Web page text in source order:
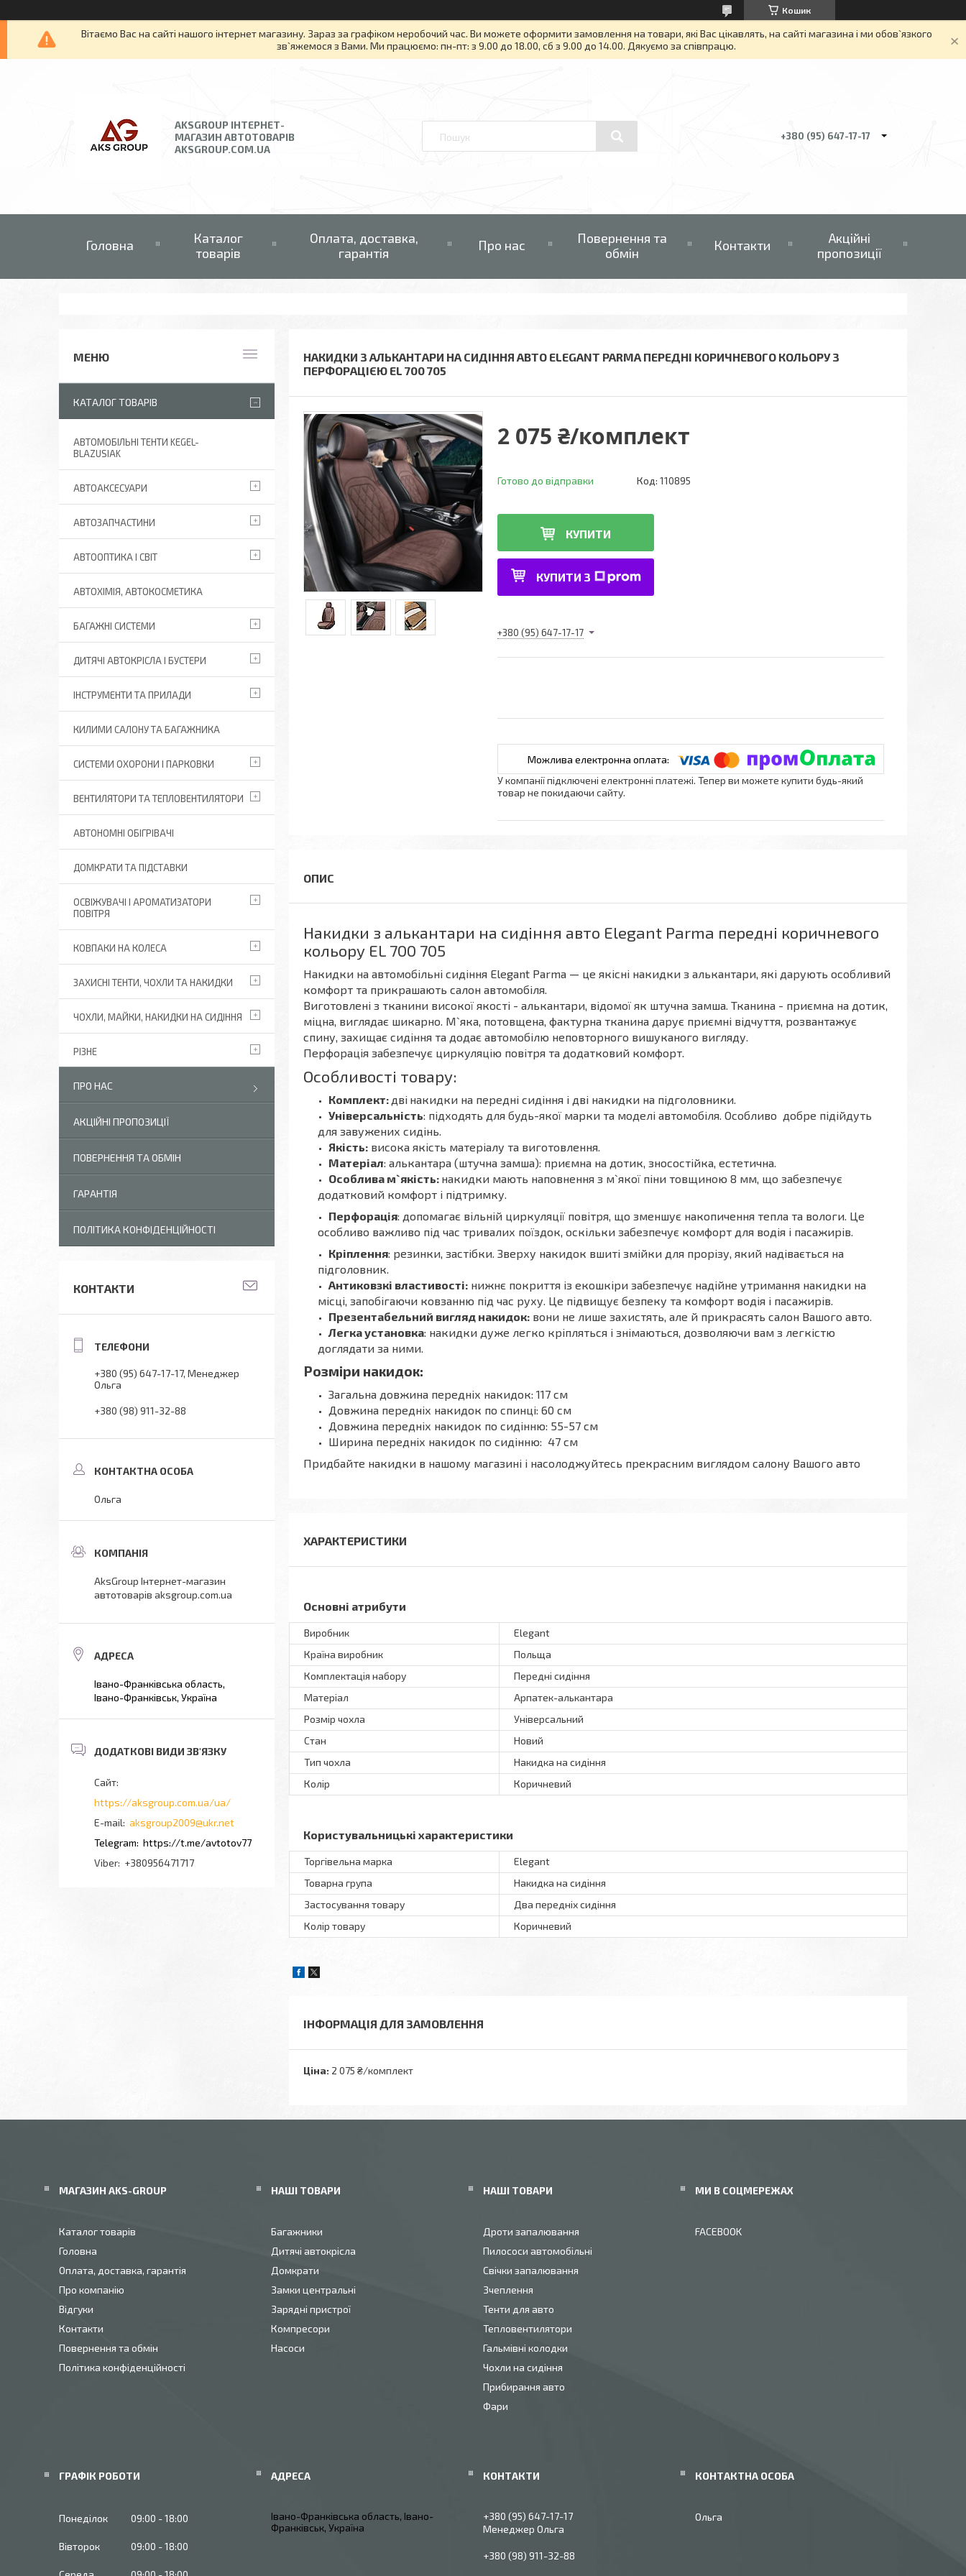
Кошик
Вітаємо Вас на сайті нашого інтернет магазину. Зараз за графіком неробочий час. Ви можете оформити замовлення на товари, які Вас цікавлять, на сайті магазина і ми обов`язкого
зв`яжемося з Вами. Ми працюємо: пн-пт: з 9.00 до 18.00, сб з 9.00 до 14.00. Дякуємо за співпрацю.
AKSGROUP ІНТЕРНЕТ-
МАГАЗИН АВТОТОВАРІВ
AKSGROUP.COM.UA
+380 (95) 647-17-17
Головна
Каталог
товарів
Оплата, доставка,
гарантія
Про нас
Повернення та
обмін
Контакти
Акційні
пропозиції
НАКИДКИ З АЛЬКАНТАРИ НА СИДІННЯ АВТО ELEGANT PARMA ПЕРЕДНІ КОРИЧНЕВОГО КОЛЬОРУ З
ПЕРФОРАЦІЄЮ EL 700 705
2 075 ₴/комплект
Готово до відправки Код: 110895
КУПИТИ
КУПИТИ З
+380 (95) 647-17-17
У компанії підключені електронні платежі. Тепер ви можете купити будь-який
товар не покидаючи сайту.
Накидки з алькантари на сидіння авто Elegant Parma передні коричневого
кольору EL 700 705
Накидки на автомобільні сидіння Elegant Parma — це якісні накидки з алькантари, які дарують особливий
комфорт та прикрашають салон автомобіля.
Виготовлені з тканини високої якості - алькантари, відомої як штучна замша. Тканина - приємна на дотик,
міцна, виглядає шикарно. М`яка, потовщена, фактурна тканина дарує приємні відчуття, розвантажує
спину, захищає сидіння та додає автомобілю неповторного вишуканого вигляду.
Перфорація забезпечує циркуляцію повітря та додатковий комфорт.
Особливості товару:
Комплект: дві накидки на передні сидіння і дві накидки на підголовники.
Універсальність: підходять для будь-якої марки та моделі автомобіля. Особливо добре підійдуть
для завужених сидінь.
Якість: висока якість матеріалу та виготовлення.
Матеріал: алькантара (штучна замша): приємна на дотик, зносостійка, естетична.
Особлива м`якість: накидки мають наповнення з м`якої піни товщиною 8 мм, що забезпечує
додатковий комфорт і підтримку.
Перфорація: допомагає вільній циркуляції повітря, що зменшує накопичення тепла та вологи. Це
особливо важливо під час тривалих поїздок, оскільки забезпечує комфорт для водія і пасажирів.
Кріплення: резинки, застібки. Зверху накидок вшиті змійки для прорізу, який надівається на
підголовник.
Антиковзкі властивості: нижнє покриття із екошкіри забезпечує надійне утримання накидки на
місці, запобігаючи ковзанню під час руху. Це підвищує безпеку та комфорт водія і пасажирів.
Презентабельний вигляд накидок: вони не лише захистять, але й прикрасять салон Вашого авто.
Легка установка: накидки дуже легко кріпляться і знімаються, дозволяючи вам з легкістю
доглядати за ними.
Розміри накидок:
Загальна довжина передніх накидок: 117 см
Довжина передніх накидок по спинці: 60 см
Довжина передніх накидок по сидінню: 55-57 см
Ширина передніх накидок по сидінню: 47 см
Придбайте накидки в нашому магазині і насолоджуйтесь прекрасним виглядом салону Вашого авто
ХАРАКТЕРИСТИКИ
Основні атрибути
Виробник
Elegant
Країна виробник
Польща
Комплектація набору
Передні сидіння
Матеріал
Арпатек-алькантара
Розмір чохла
Універсальний
Стан
Новий
Тип чохла
Накидка на сидіння
Колір
Коричневий
Користувальницькі характеристики
Торгівельна марка
Elegant
Товарна група
Накидка на сидіння
Застосування товару
Два передніх сидіння
Колір товару
Коричневий
ІНФОРМАЦІЯ ДЛЯ ЗАМОВЛЕННЯ
Ціна: 2 075 ₴/комплект
КАТАЛОГ ТОВАРІВ
АВТОМОБІЛЬНІ ТЕНТИ KEGEL-
BLAZUSIAK
АВТОАКСЕСУАРИ
АВТОЗАПЧАСТИНИ
АВТООПТИКА І СВІТ
АВТОХІМІЯ, АВТОКОСМЕТИКА
БАГАЖНІ СИСТЕМИ
ДИТЯЧІ АВТОКРІСЛА І БУСТЕРИ
ІНСТРУМЕНТИ ТА ПРИЛАДИ
КИЛИМИ САЛОНУ ТА БАГАЖНИКА
СИСТЕМИ ОХОРОНИ І ПАРКОВКИ
ВЕНТИЛЯТОРИ ТА ТЕПЛОВЕНТИЛЯТОРИ
АВТОНОМНІ ОБІГРІВАЧІ
ДОМКРАТИ ТА ПІДСТАВКИ
ОСВІЖУВАЧІ І АРОМАТИЗАТОРИ
ПОВІТРЯ
КОВПАКИ НА КОЛЕСА
ЗАХИСНІ ТЕНТИ, ЧОХЛИ ТА НАКИДКИ
ЧОХЛИ, МАЙКИ, НАКИДКИ НА СИДІННЯ
РІЗНЕ
ПРО НАС
АКЦІЙНІ ПРОПОЗИЦІЇ
ПОВЕРНЕННЯ ТА ОБМІН
ГАРАНТІЯ
ПОЛІТИКА КОНФІДЕНЦІЙНОСТІ
КОНТАКТИ
+380 (95) 647-17-17 Менеджер
Ольга
+380 (98) 911-32-88
Ольга
AksGroup Інтернет-магазин
автотоварів aksgroup.com.ua
Івано-Франківська область,
Івано-Франківськ, Україна
https://aksgroup.com.ua/ua/
aksgroup2009@ukr.net
https://t.me/avtotov77
+380956471717
МАГАЗИН AKS-GROUP
Каталог товарів
Головна
Оплата, доставка, гарантія
Про компанію
Відгуки
Контакти
Повернення та обмін
Політика конфіденційності
НАШІ ТОВАРИ
Багажники
Дитячі автокрісла
Домкрати
Замки центральні
Зарядні пристрої
Компресори
Насоси
НАШІ ТОВАРИ
Дроти запалювання
Пилососи автомобільні
Свічки запалювання
Зчеплення
Тенти для авто
Тепловентилятори
Гальмівні колодки
Чохли на сидіння
Прибирання авто
Фари
МИ В СОЦМЕРЕЖАХ
FACEBOOK
ГРАФІК РОБОТИ
Понеділок 09:00 18:00
Вівторок 09:00 18:00
Івано-Франківська область, Івано-
Франківськ, Україна
+380 (95) 647-17-17
Менеджер Ольга
+380 (98) 911-32-88
Ольга